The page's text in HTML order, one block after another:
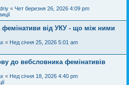
« Чет березня 26, 2026 4:09 pm
фемінативи від УКУ - що між ними
« Нед січня 25, 2026 5:01 am
до вебсловника фемінативів
« Нед січня 18, 2026 4:40 pm